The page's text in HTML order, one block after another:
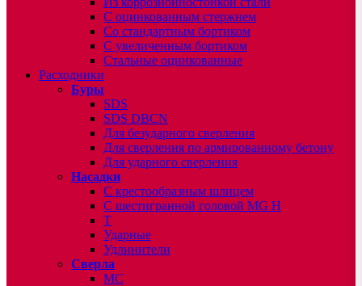
С оцинкованным стержнем
Со стандартным бортиком
С увеличенным бортиком
Стальные оцинкованные
Расходники
Буры
SDS
SDS DBCN
Для безударного сверления
Для сверления по армированному бетону
Для ударного сверления
Насадки
С крестообразным шлицем
С шестигранной головой MG H
T
Ударные
Удлинители
Сверла
МС